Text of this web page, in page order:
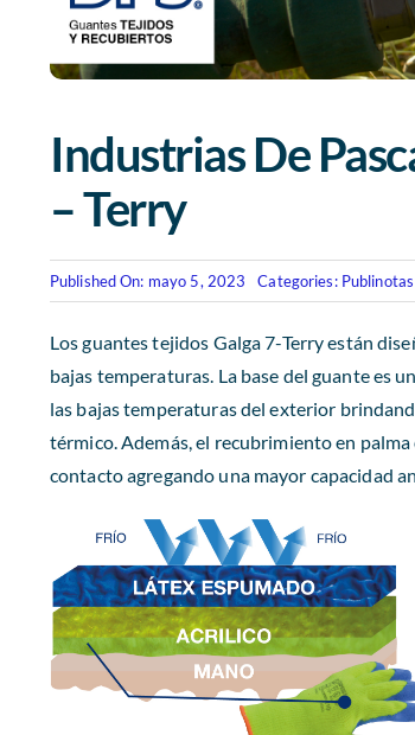
Industrias De
– Terry
Published On: mayo 5, 2023 Categories: Publinotas
Los guantes tejidos Galga 7-Terry están
bajas temperaturas. La base del guante es
las bajas temperaturas del exterior
térmico. Además, el recubrimiento en
contacto agregando una mayor capacidad